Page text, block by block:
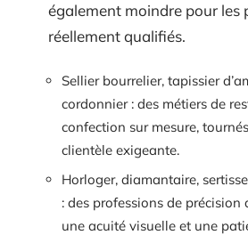
également moindre pour les
réellement qualifiés.
Sellier bourrelier, tapissier
cordonnier : des métiers de
confection sur mesure,
clientèle exigeante.
Horloger, diamantaire,
: des professions de
une acuité visuelle et une